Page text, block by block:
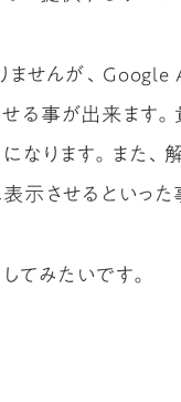
ませんが、
る事が出来ます
なります。また
させるといった
てみたいです。